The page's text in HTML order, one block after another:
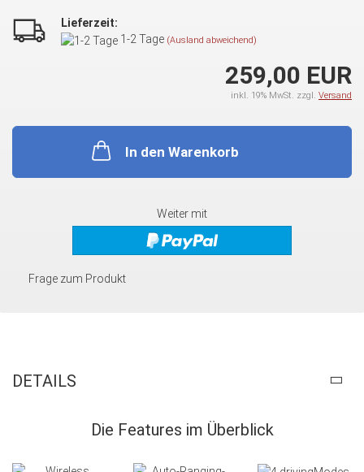
Lieferzeit:
1-2 Tage (Ausland abweichend)
259,00 EUR
inkl. 19% MwSt. zzgl. Versand
In den Warenkorb
Weiter mit
Frage zum Produkt
DETAILS
Die Features im Überblick